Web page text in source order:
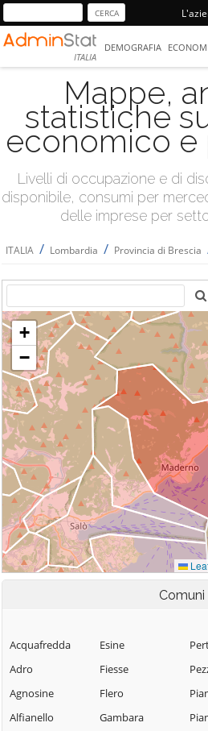
ITALIA
DEMOGRAFIA
Mappe,
statistiche
economico e
Livelli di occupazione e di
disponibile, consumi per
delle imprese per
ITALIA / Lombardia / Provincia di Brescia
Comuni
Acquafredda
Adro
Agnosine
Alfianello
Esine
Fiesse
Flero
Gambara